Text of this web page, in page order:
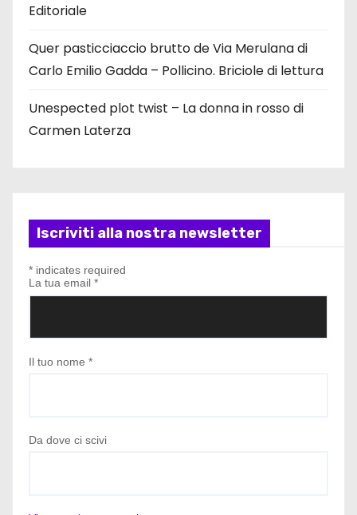
Editoriale
Quer pasticciaccio brutto de Via Merulana di
Carlo Emilio Gadda – Pollicino. Briciole di lettura
Unespected plot twist – La donna in rosso di
Carmen Laterza
Iscriviti alla nostra newsletter
* indicates required
La tua email *
Il tuo nome *
Da dove ci scivi